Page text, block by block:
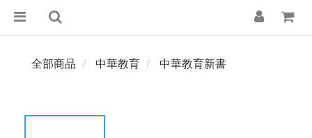
全部商品 中華教育 中華教育新書